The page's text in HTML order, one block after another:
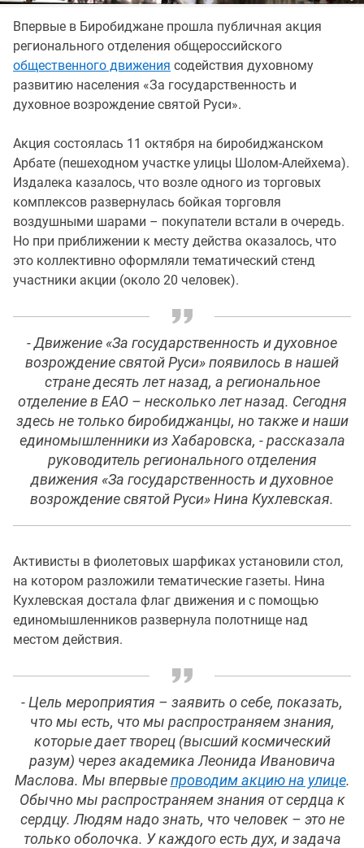
Впервые в Биробиджане прошла публичная акция
регионального отделения общероссийского
общественного движения содействия духовному
развитию населения «За государственность и
духовное возрождение святой Руси».
Акция состоялась 11 октября на биробиджанском
Арбате (пешеходном участке улицы Шолом-Алейхема).
Издалека казалось, что возле одного из торговых
комплексов развернулась бойкая торговля
воздушными шарами – покупатели встали в очередь.
Но при приближении к месту действа оказалось, что
это коллективно оформляли тематический стенд
участники акции (около 20 человек).
- Движение «За государственность и духовное
возрождение святой Руси» появилось в нашей
стране десять лет назад, а региональное
отделение в ЕАО – несколько лет назад. Сегодня
здесь не только биробиджанцы, но также и наши
единомышленники из Хабаровска, - рассказала
руководитель регионального отделения
движения «За государственность и духовное
возрождение святой Руси» Нина Кухлевская.
Активисты в фиолетовых шарфиках установили стол,
на котором разложили тематические газеты. Нина
Кухлевская достала флаг движения и с помощью
единомышленников развернула полотнище над
местом действия.
- Цель мероприятия – заявить о себе, показать,
что мы есть, что мы распространяем знания,
которые дает творец (высший космический
разум) через академика Леонида Ивановича
Маслова. Мы впервые проводим акцию на улице.
Обычно мы распространяем знания от сердца к
сердцу. Людям надо знать, что человек – это не
только оболочка. У каждого есть дух, и задача